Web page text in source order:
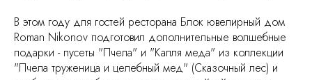
В этом году для гостей ресторана Блок ювелирный дом
Roman Nikonov подготовил дополнительные волшебные
подарки - пусеты "Пчела" и "Капля меда" из коллекции
"Пчела труженица и целебный мед" (Сказочный лес) и